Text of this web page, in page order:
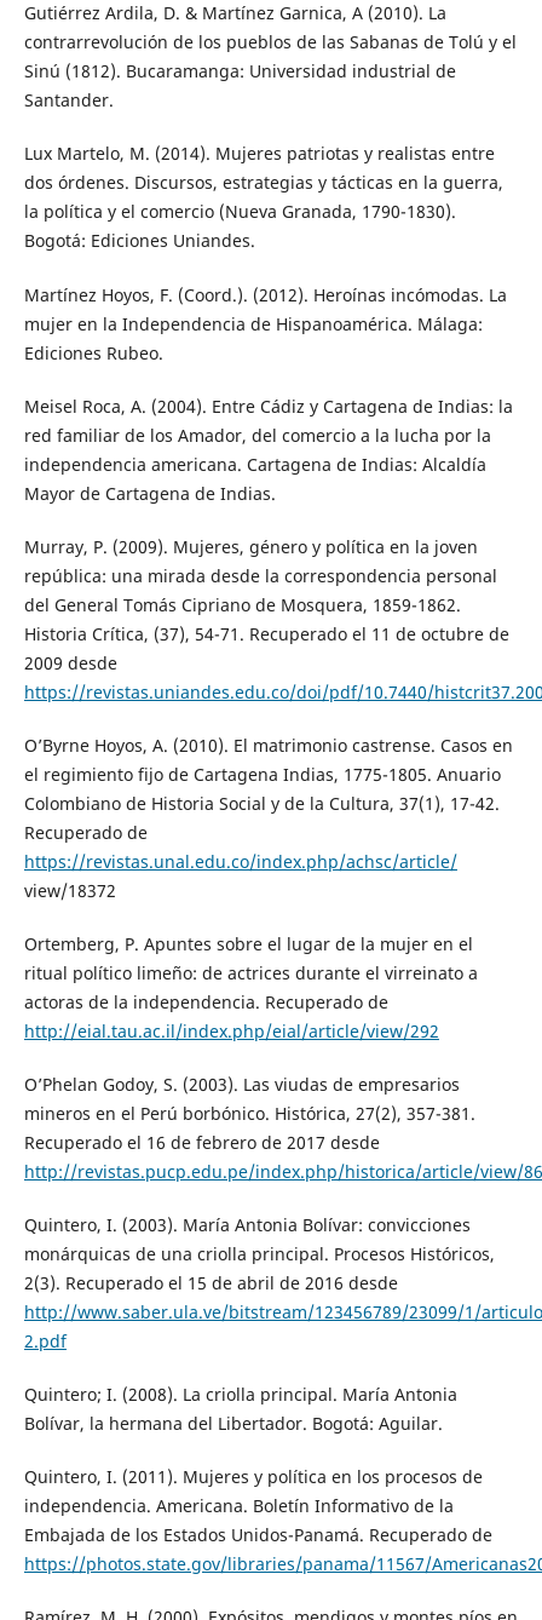
Gutiérrez Ardila, D. & Martínez Garnica, A (2010). La
contrarrevolución de los pueblos de las Sabanas de Tolú y el
Sinú (1812). Bucaramanga: Universidad industrial de
Santander.
Lux Martelo, M. (2014). Mujeres patriotas y realistas entre
dos órdenes. Discursos, estrategias y tácticas en la guerra,
la política y el comercio (Nueva Granada, 1790-1830).
Bogotá: Ediciones Uniandes.
Martínez Hoyos, F. (Coord.). (2012). Heroínas incómodas. La
mujer en la Independencia de Hispanoamérica. Málaga:
Ediciones Rubeo.
Meisel Roca, A. (2004). Entre Cádiz y Cartagena de Indias: la
red familiar de los Amador, del comercio a la lucha por la
independencia americana. Cartagena de Indias: Alcaldía
Mayor de Cartagena de Indias.
Murray, P. (2009). Mujeres, género y política en la joven
república: una mirada desde la correspondencia personal
del General Tomás Cipriano de Mosquera, 1859-1862.
Historia Crítica, (37), 54-71. Recuperado el 11 de octubre de
2009 desde
https://revistas.uniandes.edu.co/doi/pdf/10.7440/
O’Byrne Hoyos, A. (2010). El matrimonio castrense. Casos en
el regimiento fijo de Cartagena Indias, 1775-1805. Anuario
Colombiano de Historia Social y de la Cultura, 37(1), 17-42.
Recuperado de
https://revistas.unal.edu.co/index.php/achsc/article/
view/18372
Ortemberg, P. Apuntes sobre el lugar de la mujer en el
ritual político limeño: de actrices durante el virreinato a
actoras de la independencia. Recuperado de
http://eial.tau.ac.il/index.php/eial/article/view/292
O’Phelan Godoy, S. (2003). Las viudas de empresarios
mineros en el Perú borbónico. Histórica, 27(2), 357-381.
Recuperado el 16 de febrero de 2017 desde
http://revistas.pucp.edu.pe/index.php/historica/article/view/
Quintero, I. (2003). María Antonia Bolívar: convicciones
monárquicas de una criolla principal. Procesos Históricos,
2(3). Recuperado el 15 de abril de 2016 desde
http://www.saber.ula.ve/bitstream/123456789/23099/1/
2.pdf
Quintero; I. (2008). La criolla principal. María Antonia
Bolívar, la hermana del Libertador. Bogotá: Aguilar.
Quintero, I. (2011). Mujeres y política en los procesos de
independencia. Americana. Boletín Informativo de la
Embajada de los Estados Unidos-Panamá. Recuperado de
https://photos.state.gov/libraries/panama/11567/